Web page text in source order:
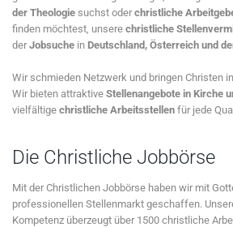
der Theologie suchst oderchristliche
finden möchtest, unsere christliche
derJobsuche in Deutschland, Österreich und
Wir schmieden Netzwerk und bringen Christen
Wir bieten attraktive Stellenangebote in Kirche
vielfältige christliche Arbeitsstellen für jede
Die Christliche Jobbörse
Mit der Christlichen Jobbörse haben wir mit
professionellen Stellenmarkt geschaffen.
Kompetenz überzeugt über 1500 christliche